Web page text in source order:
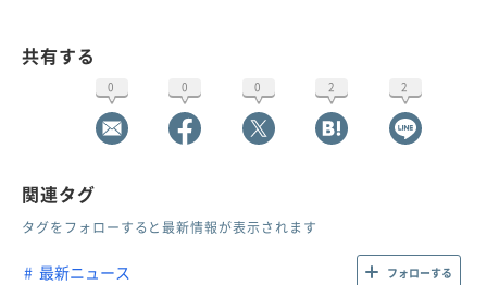
共有する
0 0 0 2 2
関連タグ
タグをフォローすると最新情報が表示されます
最新ニュース フォローする